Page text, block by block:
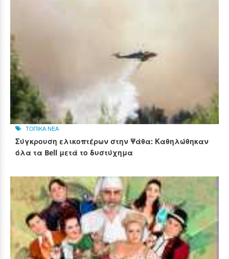
ΤΟΠΙΚΑ ΝΕΑ
Σύγκρουση ελικοπτέρων στην Ψάθα: Καθηλώθηκαν
όλα τα Bell μετά το δυστύχημα